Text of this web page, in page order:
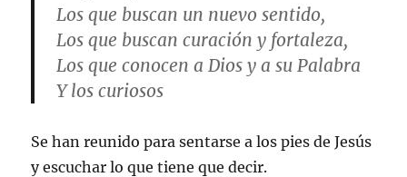
Los que buscan un nuevo sentido,
Los que buscan curación y fortaleza,
Los que conocen a Dios y a su Palabra
Y los curiosos
Se han reunido para sentarse a los pies de Jesús
y escuchar lo que tiene que decir.